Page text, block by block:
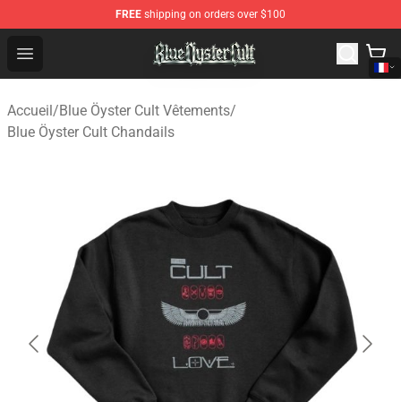
FREE shipping on orders over $100
Open menu
Blue Öyster Cult Store - Official Blue Öyster Cult
Accueil/Blue Öyster Cult Vêtements/
Blue Öyster Cult Chandails